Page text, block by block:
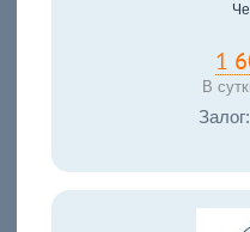
1
В
Залог: